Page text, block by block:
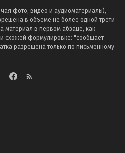
фото, видео и аудиоматериалы),
в объеме не более одной трети
материал в первом абзаце, как
схожей формулировке: "сообщает
разрешена только по письменному